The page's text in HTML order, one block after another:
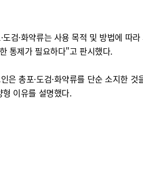
도검·화약류는 사용 목적 및 방법에 따
통제가 필요하다"고 판시했다.
은 총포·도검·화약류를 단순 소지한
이유를 설명했다.